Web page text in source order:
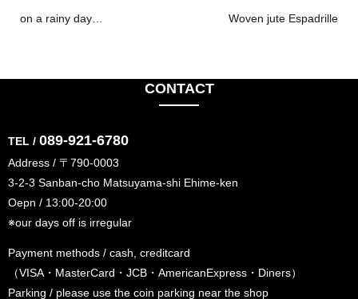
on a rainy day… Woven jute Espadrille
CONTACT
TEL / 089-921-6780
Address / 〒790-0003
3-2-3 Sanban-cho Matsuyama-shi Ehime-ken
Oepn / 13:00-20:00
※our days off is irregular
Payment methods / cash, creditcard
（VISA・MasterCard・JCB・AmericanExpress・Diners）
Parking / please use the coin parking near the shop